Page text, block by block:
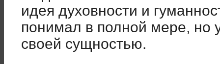
идея духовности и
понимал в полной мере, но
своей сущностью.